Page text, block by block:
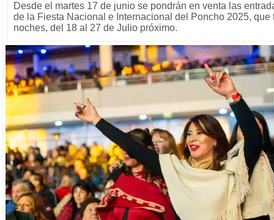
Desde el martes 17 de junio se pondrán en venta las
de la Fiesta Nacional e Internacional del Poncho 2025, que
noches, del 18 al 27 de Julio próximo.